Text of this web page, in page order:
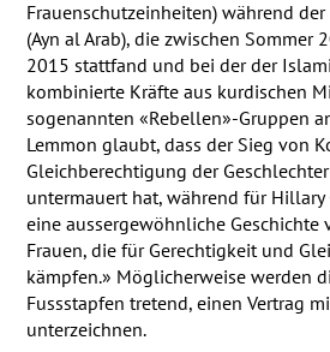
Frauenschutzeinheiten) während
(Ayn al Arab), die zwischen Sommer
2015 stattfand und bei der der
kombinierte Kräfte aus kurdischen
sogenannten «Rebellen»-Gruppen
Lemmon glaubt, dass der Sieg von
Gleichberechtigung der
untermauert hat, während für
eine aussergewöhnliche
Frauen, die für Gerechtigkeit und
kämpfen.» Möglicherweise werden
Fussstapfen tretend, einen Vertrag
unterzeichnen.